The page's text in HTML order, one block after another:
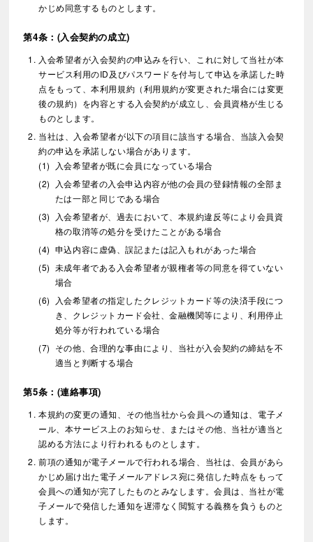
かじめ同意するものとします。
第4条：(入会契約の成立)
入会希望者が入会契約の申込みを行い、これに対して当社が本
サービス利用のID及びパスワードを付与して申込を承諾した時
点をもって、本利用規約（利用規約が変更された場合には変更
後の規約）を内容とする入会契約が成立し、会員資格が生じる
ものとします。
当社は、入会希望者が以下の項目に該当する場合、当該入会契
約の申込を承諾しない場合があります。
入会希望者が既に会員になっている場合
入会希望者の入会申込内容が他の会員の登録情報の全部ま
たは一部と同じである場合
入会希望者が、過去において、本規約違反等により会員資
格の取消等の処分を受けたことがある場合
申込内容に虚偽、誤記または記入もれがあった場合
未成年者である入会希望者が親権者等の同意を得ていない
場合
入会希望者の指定したクレジットカード等の決済手段につ
き、クレジットカード会社、金融機関等により、利用停止
処分等が行われている場合
その他、合理的な事由により、当社が入会契約の締結を不
適当と判断する場合
第5条：(連絡事項)
本規約の変更の通知、その他当社から会員への通知は、電子メ
ール、本サービス上のお知らせ、またはその他、当社が適当と
認める方法により行われるものとします。
前項の通知が電子メールで行われる場合、当社は、会員があら
かじめ届け出た電子メールアドレス宛に発信した時点をもって
会員への通知が完了したものとみなします。会員は、当社が電
子メールで発信した通知を遅滞なく閲覧する義務を負うものと
します。